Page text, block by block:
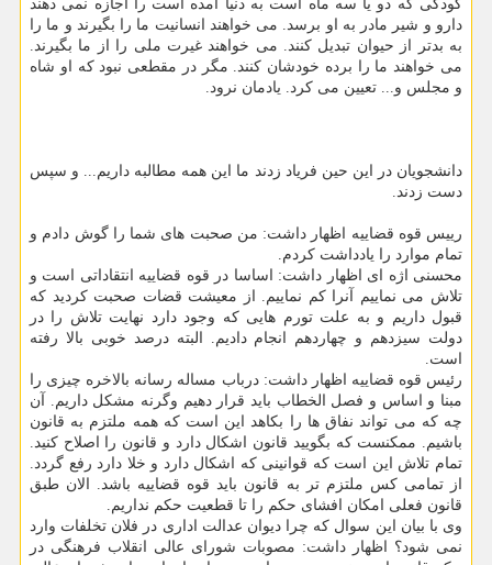
کودکی که دو یا سه ماه است به دنیا آمده است را اجازه نمی دهند
دارو و شیر مادر به او برسد. می خواهند انسانیت ما را بگیرند و ما را
به بدتر از حیوان تبدیل کنند. می خواهند غیرت ملی را از ما بگیرند.
می خواهند ما را برده خودشان کنند. مگر در مقطعی نبود که او شاه
و مجلس و... تعیین می کرد. یادمان نرود.
دانشجویان در این حین فریاد زدند ما این همه مطالبه داریم... و سپس
دست زدند.
رییس قوه قضاییه اظهار داشت: من صحبت های شما را گوش دادم و
تمام موارد را یادداشت کردم.
محسنی اژه ای اظهار داشت: اساسا در قوه قضاییه انتقاداتی است و
تلاش می نماییم آنرا کم نماییم. از معیشت قضات صحبت کردید که
قبول داریم و به علت تورم هایی که وجود دارد نهایت تلاش را در
دولت سیزدهم و چهاردهم انجام دادیم. البته درصد خوبی بالا رفته
است.
رئیس قوه قضاییه اظهار داشت: درباب مساله رسانه بالاخره چیزی را
مبنا و اساس و فصل الخطاب باید قرار دهیم وگرنه مشکل داریم. آن
چه که می تواند نفاق ها را بکاهد این است که همه ملتزم به قانون
باشیم. ممکنست که بگویید قانون اشکال دارد و قانون را اصلاح کنید.
تمام تلاش این است که قوانینی که اشکال دارد و خلا دارد رفع گردد.
از تمامی کس ملتزم تر به قانون باید قوه قضاییه باشد. الان طبق
قانون فعلی امکان افشای حکم را تا قطعیت حکم نداریم.
وی با بیان این سوال که چرا دیوان عدالت اداری در فلان تخلفات وارد
نمی شود؟ اظهار داشت: مصوبات شورای عالی انقلاب فرهنگی در